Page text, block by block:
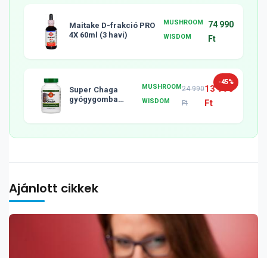
Maitake D-frakció PRO
4X 60ml (3 havi)
MUSHROOM
WISDOM
74 990
Ft
-45%
Super Chaga
gyógygomba
MUSHROOM
WISDOM
24 990
Ft
13 990
Ft
Ajánlott cikkek